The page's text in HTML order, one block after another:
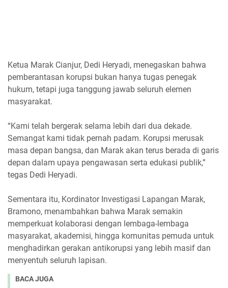
Ketua Marak Cianjur, Dedi Heryadi, menegaskan bahwa
pemberantasan korupsi bukan hanya tugas penegak
hukum, tetapi juga tanggung jawab seluruh elemen
masyarakat.
“Kami telah bergerak selama lebih dari dua dekade.
Semangat kami tidak pernah padam. Korupsi merusak
masa depan bangsa, dan Marak akan terus berada di garis
depan dalam upaya pengawasan serta edukasi publik,”
tegas Dedi Heryadi.
Sementara itu, Kordinator Investigasi Lapangan Marak,
Bramono, menambahkan bahwa Marak semakin
memperkuat kolaborasi dengan lembaga-lembaga
masyarakat, akademisi, hingga komunitas pemuda untuk
menghadirkan gerakan antikorupsi yang lebih masif dan
menyentuh seluruh lapisan.
BACA JUGA